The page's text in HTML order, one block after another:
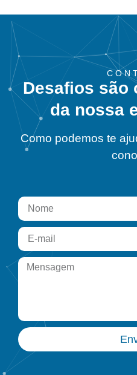
Desafios são
da nossa
Como podemos te